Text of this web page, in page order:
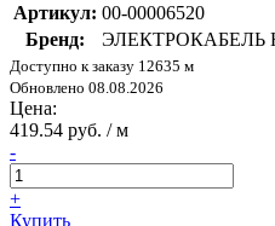
Артикул: 00-00006520
Бренд:
ЭЛЕКТРОКАБЕЛЬ
Доступно к заказу 12635 м
Обновлено 08.08.2026
Цена:
419.54 руб. / м
-
+
Купить